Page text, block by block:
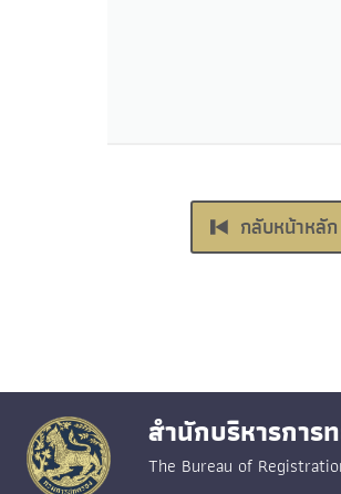
กลับหน้าหลั
สำนักบริหารการ
The Bureau of